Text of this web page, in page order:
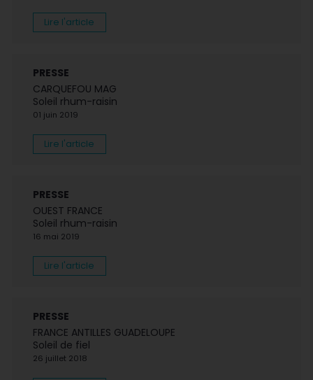
Lire l'article
PRESSE
CARQUEFOU MAG
Soleil rhum-raisin
01 juin 2019
Lire l'article
PRESSE
OUEST FRANCE
Soleil rhum-raisin
16 mai 2019
Lire l'article
PRESSE
FRANCE ANTILLES GUADELOUPE
Soleil de fiel
26 juillet 2018